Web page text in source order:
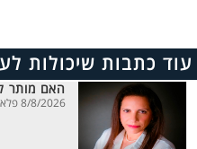
עוד כתבות שיכולות
האם מותר
8/8/2026 פלאשנט חוק ומשפט